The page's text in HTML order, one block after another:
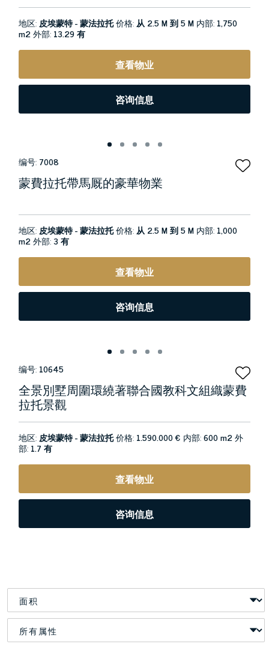
地区: 皮埃蒙特 - 蒙法拉托价格:从 2.5 M 到 5 M 内部: 1,750
m2外部: 13.29 有
查看物业
咨询信息
编号: 7008
蒙費拉托帶馬厩的豪華物業
地区: 皮埃蒙特 - 蒙法拉托价格:从 2.5 M 到 5 M 内部: 1,000
m2外部:3 有
查看物业
咨询信息
编号: 10645
全景別墅周圍環繞著聯合國教科文組織蒙費
拉托景觀
地区: 皮埃蒙特 - 蒙法拉托价格: 1.590.000 € 内部:600 m2外
部: 1.7 有
查看物业
咨询信息